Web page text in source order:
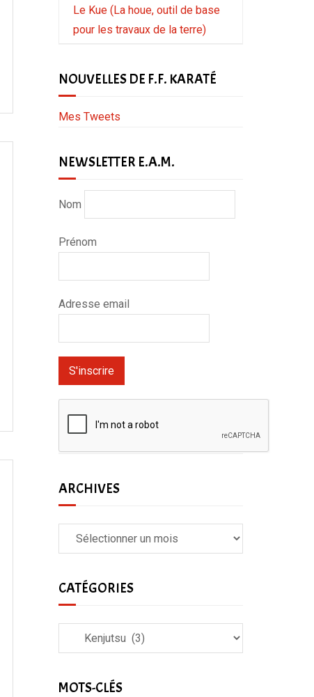
Le Kue (La houe, outil de base
pour les travaux de la terre)
NOUVELLES DE F.F. KARATÉ
Mes Tweets
NEWSLETTER E.A.M.
Nom
Prénom
Adresse email
ARCHIVES
CATÉGORIES
MOTS-CLÉS